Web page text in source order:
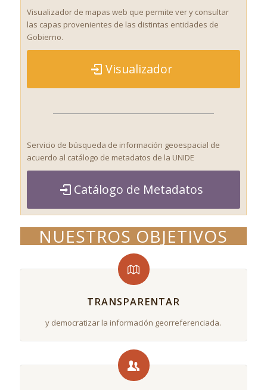
Visualizador de mapas web que permite ver y consultar
las capas provenientes de las distintas entidades de
Gobierno.
Visualizador
Servicio de búsqueda de información geoespacial de
acuerdo al catálogo de metadatos de la UNIDE
Catálogo de Metadatos
NUESTROS OBJETIVOS
TRANSPARENTAR
y democratizar la información georreferenciada.